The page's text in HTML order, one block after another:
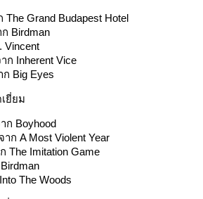
The Grand Budapest Hotel
Birdman
Vincent
ก Inherent Vice
ก Big Eyes
ยี่ยม
ก Boyhood
ก A Most Violent Year
The Imitation Game
The Woods